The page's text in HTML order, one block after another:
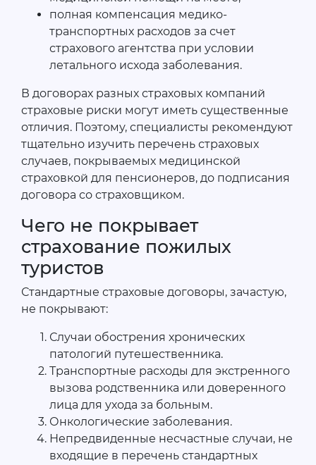
полная компенсация медико-
транспортных расходов за счет
страхового агентства при условии
летального исхода заболевания.
В договорах разных страховых компаний
страховые риски могут иметь существенные
отличия. Поэтому, специалисты рекомендуют
тщательно изучить перечень страховых
случаев, покрываемых медицинской
страховкой для пенсионеров, до подписания
договора со страховщиком.
Чего не покрывает
страхование пожилых
туристов
Стандартные страховые договоры, зачастую,
не покрывают:
Случаи обострения хронических
патологий путешественника.
Транспортные расходы для экстренного
вызова родственника или доверенного
лица для ухода за больным.
Онкологические заболевания.
Непредвиденные несчастные случаи, не
входящие в перечень стандартных